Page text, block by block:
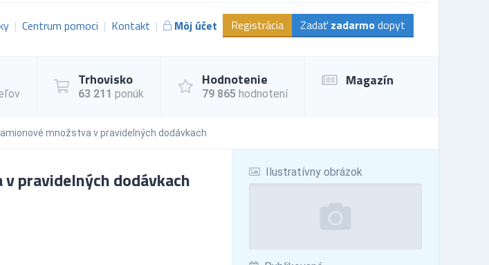
Centrum pomoci Kontakt Môj účet Registrácia Zadať zadarmo dopyt
Trhovisko
63 211 ponúk
Hodnotenie
79 865 hodnotení
Magazín
množstva v pravidelných dodávkach
Ilustratívny obrázok
pravidelných dodávkach